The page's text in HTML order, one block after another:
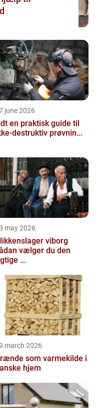
june 2026
guide til
destruktiv prøvnin...
may 2026
viborg
vælger du den
...
march 2026
som varmekilde i
hjem